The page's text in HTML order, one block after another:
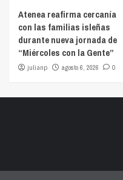
Atenea reafirma cercanía
con las familias isleñas
durante nueva jornada de
“Miércoles con la Gente”
julianp agosto 6, 2026 0